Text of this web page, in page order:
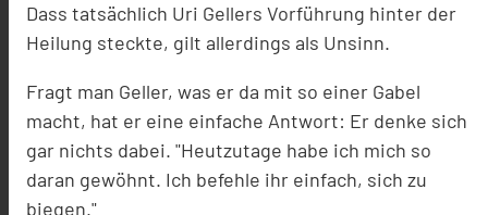
Dass tatsächlich Uri Gellers Vorführung hinter der
Heilung steckte, gilt allerdings als Unsinn.
Fragt man Geller, was er da mit so einer Gabel
macht, hat er eine einfache Antwort: Er denke sich
gar nichts dabei. "Heutzutage habe ich mich so
daran gewöhnt. Ich befehle ihr einfach, sich zu
biegen."